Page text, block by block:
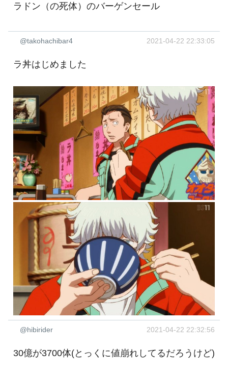
ラドン（の死体）のバーゲンセール
@takohachibar4 2021-04-22 22:33:05
ラ丼はじめました
@hibirider 2021-04-22 22:32:56
30億が3700体(とっくに値崩れしてるだろうけど)